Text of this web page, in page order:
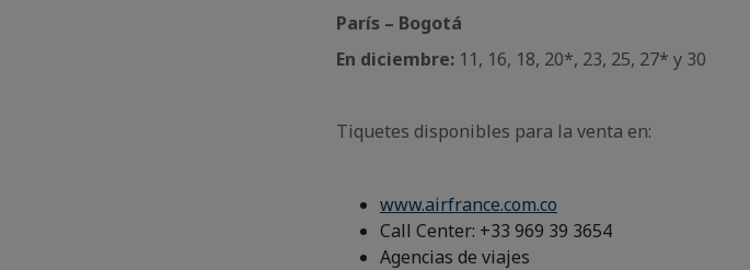
París – Bogotá
En diciembre: 11, 16, 18, 20*, 23, 25, 27* y 30
Tiquetes disponibles para la venta en:
www.airfrance.com.co
Call Center: +33 969 39 3654
Agencias de viajes